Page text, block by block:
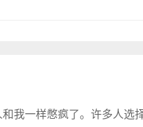
我一样憋疯了。许多人选